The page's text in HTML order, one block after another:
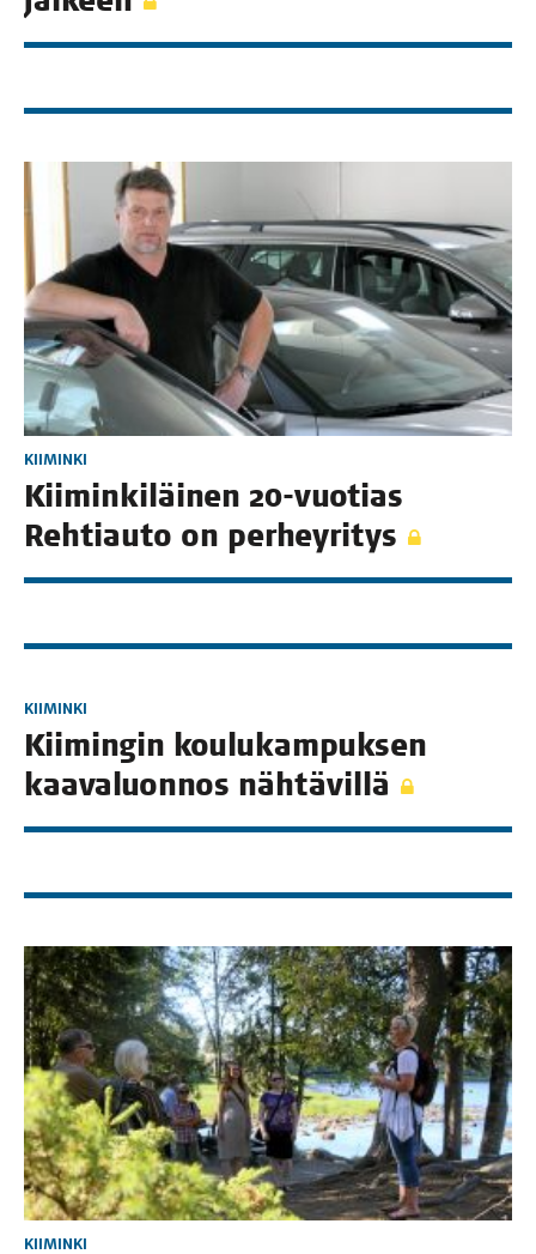
KIIMINKI
Kii­min­ki­läi­nen 20-vuo­tias
Reh­ti­au­to on perheyritys
KIIMINKI
Kii­min­gin kou­lu­kam­puk­sen
kaa­va­luon­nos nähtävillä
KIIMINKI